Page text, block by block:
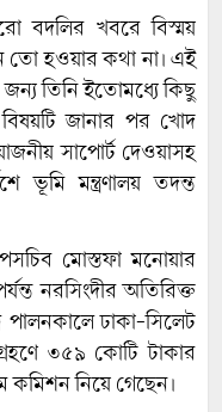
বদলির খবরে বিস্ময়
তো হওয়ার কথা না। এই
তিনি ইতোমধ্যে কিছু
বিষয়টি জানার পর খোদ
সাপোর্ট দেওয়াসহ
ভূমি মন্ত্রণালয় তদন্ত
মোস্তফা মনোয়ার
নরসিংদীর অতিরিক্ত
পালনকালে ঢাকা-সিলেট
৩৫৯ কোটি টাকার
কমিশন নিয়ে গেছেন।